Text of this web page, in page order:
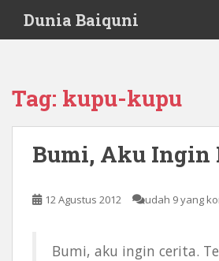
i
Dunia Baiquni
Tag: kupu-kupu
Bumi, Aku Ingin
12 Agustus 2012 udah 9 yang
Bumi, aku ingin cerita.